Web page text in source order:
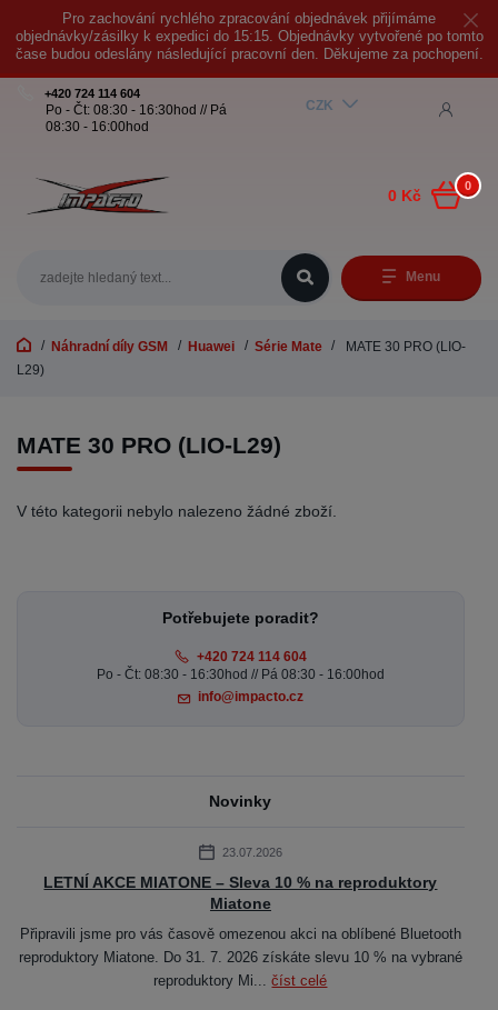
Pro zachování rychlého zpracování objednávek přijímáme
objednávky/zásilky k expedici do 15:15. Objednávky vytvořené po tomto
čase budou odeslány následující pracovní den. Děkujeme za pochopení.
Menu
CZK
+420 724 114 604
Po - Čt: 08:30 - 16:30hod // Pá
08:30 - 16:00hod
0
0 Kč
Náhradní díly GSM Huawei Série Mate
MATE 30 PRO (LIO-
L29)
MATE 30 PRO (LIO-L29)
V této kategorii nebylo nalezeno žádné zboží.
Potřebujete poradit?
+420 724 114 604
Po - Čt: 08:30 - 16:30hod // Pá 08:30 - 16:00hod
info@impacto.cz
Novinky
23.07.2026
LETNÍ AKCE MIATONE – Sleva 10 % na reproduktory
Miatone
Připravili jsme pro vás časově omezenou akci na oblíbené Bluetooth
reproduktory Miatone. Do 31. 7. 2026 získáte slevu 10 % na vybrané
reproduktory Mi...číst celé